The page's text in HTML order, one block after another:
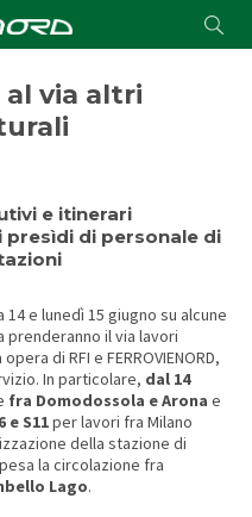
Submit
al via altri
e itinerari
di personale di
14 e lunedì 15 giugno su alcune
prenderanno il via lavori
di RFI e FERROVIENORD,
In particolare, dal 14
fra Domodossola e Arona e
e S11per lavori fra Milano
della stazione di
la circolazione fra
Lago.